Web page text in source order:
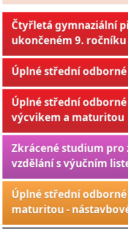
Čtyřletá gymnaziální
ukončeném 9.
Úplné střední
Úplné střední
výcvikem a maturitou
Zkrácené studium pro
vzdělání s výučním
Úplné střední
maturitou -